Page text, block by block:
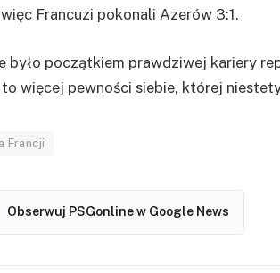
Francuzi pokonali Azerów 3:1.
było początkiem prawdziwej kariery
więcej pewności siebie, której
Francji
Obserwuj PSGonline w Google News